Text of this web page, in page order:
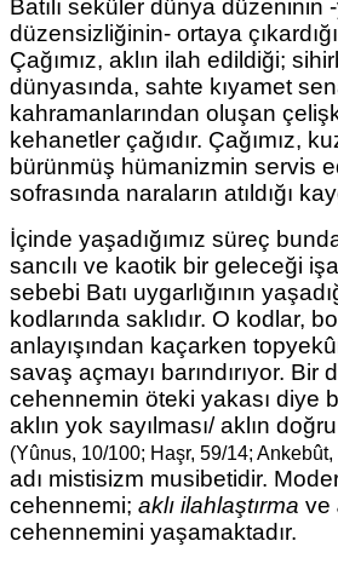
Batılı seküler dünya düzeninin
düzensizliğinin- ortaya
Çağımız, aklın ilah edildiği;
dünyasında, sahte kıyamet
kahramanlarından oluşan
kehanetler çağıdır. Çağımız,
bürünmüş hümanizmin servis
sofrasında naraların atıldığı
İçinde yaşadığımız süreç
sancılı ve kaotik bir geleceği
sebebi Batı uygarlığının
kodlarında saklıdır. O kodlar,
anlayışından kaçarken
savaş açmayı barındırıyor. Bir
cehennemin öteki yakası diye
aklın yok sayılması/ aklın
(Yûnus, 10/100; Haşr, 59/14; Ankebût,
adı mistisizm musibetidir.
cehennemi; aklı ilahlaştırma ve
cehennemini yaşamaktadır.